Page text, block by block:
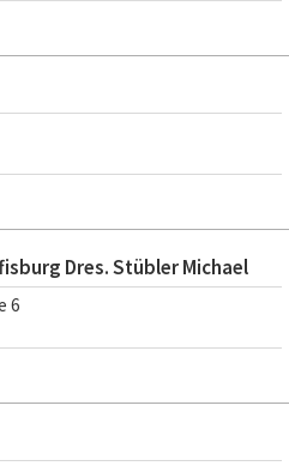
Dres. Stübler Michael
6